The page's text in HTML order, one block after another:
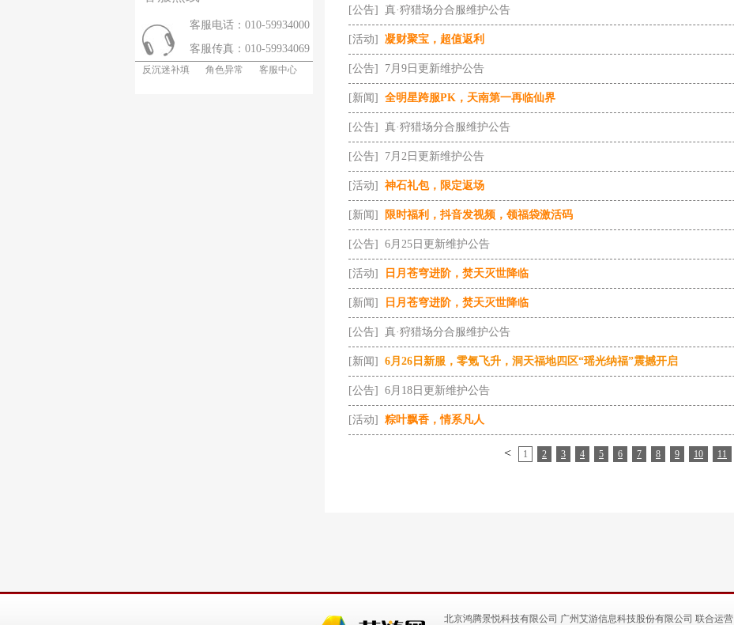
客服电话：010-59934000
客服传真：010-59934069
反沉迷补填 角色异常 客服中心
[公告] 真·狩猎场分合服维护公告
[活动] 凝财聚宝，超值返利
[公告] 7月9日更新维护公告
[新闻] 全明星跨服PK，天南第一再临仙界
[公告] 真·狩猎场分合服维护公告
[公告] 7月2日更新维护公告
[活动] 神石礼包，限定返场
[新闻] 限时福利，抖音发视频，领福袋激活码
[公告] 6月25日更新维护公告
[活动] 日月苍穹进阶，焚天灭世降临
[新闻] 日月苍穹进阶，焚天灭世降临
[公告] 真·狩猎场分合服维护公告
[新闻] 6月26日新服，零氪飞升，洞天福地四区“瑶光纳福”震撼开启
[公告] 6月18日更新维护公告
[活动] 粽叶飘香，情系凡人
< 1 2 3 4 5 6 7 8 9 10 11
北京鸿腾景悦科技有限公司 广州艾游信息科技股份有限公司 联合运营